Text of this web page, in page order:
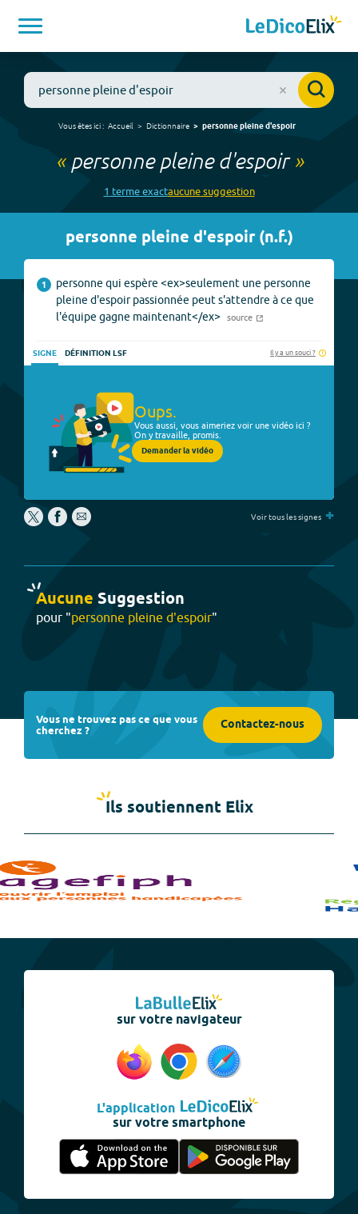
Vous êtes ici : Accueil Dictionnaire personne pleine d'espoir
« personne pleine d'espoir»
1 termeexactaucunesuggestion
personne pleine d'espoir(n.f.)
1
personne qui espère <ex>seulement une personne
pleine d'espoir passionnée peut s'attendre à ce que
l'équipe gagne maintenant</ex>
source
SIGNE DÉFINITION LSF Il y a un souci ?
Oups.
Vous aussi, vous aimeriez voir une vidéo ici ?
On y travaille, promis.
Demander la vidéo
Voir tous les signes +
Aucune Suggestion
pour "personne pleine d'espoir"
Vous ne trouvez pas ce que vous
cherchez ? Contactez-nous
Ils soutiennent Elix
sur votre navigateur
L'application
sur votre smartphone